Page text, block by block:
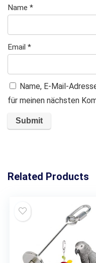
Name *
Email *
Name, E-Mail-
für meinen nächsten
Related Products